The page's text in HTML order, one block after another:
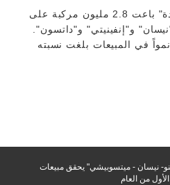
شركة "نيسان موتور المحدودة" باعت 2.8 مليون مركبة على
و"إنفينيتي" و"داتسون".
في المبيعات بلغت نسبته
نيسان - ميتسوبيشي" يحقق مبيعات